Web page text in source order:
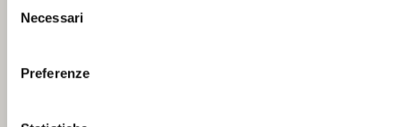
delNecessari
Preferenze